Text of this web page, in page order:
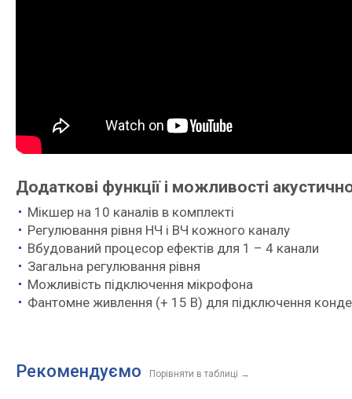
Додаткові функції і можливості
Мікшер на 10 каналів в комплекті
Регулювання рівня НЧ і ВЧ кожного каналу
Вбудований процесор ефектів для 1 – 4 канали
Загальна регулювання рівня
Можливість підключення мікрофона
Фантомне живлення (+ 15 В) для підключення
Рекомендуємо Порівняти в таблиці →